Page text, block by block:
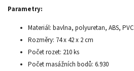
Parametry:
Materiál: bavlna, polyuretan, ABS, PVC
Rozměry: 74 x 42 x 2 cm
Počet rozet: 210 ks
Počet masážních bodů: 6.930